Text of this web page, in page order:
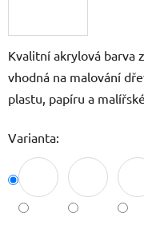
Kvalitní akrylová barva
vhodná na malování
plastu, papíru a
Varianta: